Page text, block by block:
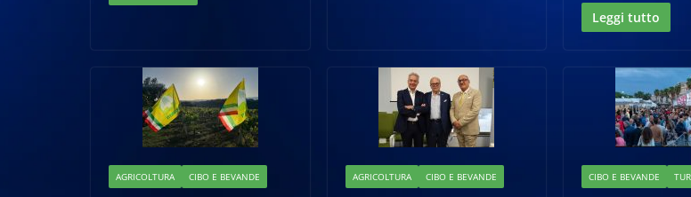
Leggi tutto
AGRICOLTURA CIBO E BEVANDE AGRICOLTURA CIBO E BEVANDE CIBO E BEVANDE